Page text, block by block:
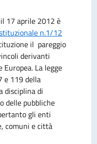
17 aprile 2012 è
n.1/12
il pareggio
derivanti
La legge
e 119 della
disciplina di
delle pubbliche
gli enti
comuni e città